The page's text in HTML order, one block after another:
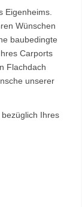
Eigenheims.
Wünschen
baubedingte
Carports
Flachdach
unserer
Ihres